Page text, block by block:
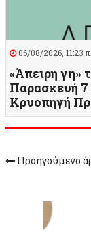
06/08/2026, 11:23
«Άπειρη γη»
Παρασκευή 7
Κρυοπηγή
Προηγούμενο